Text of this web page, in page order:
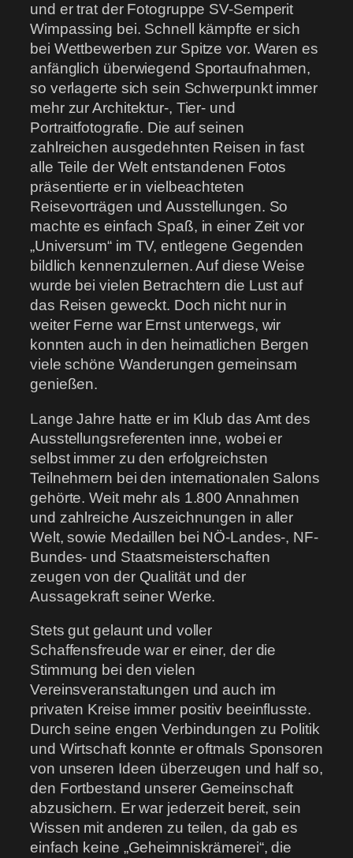
und er trat der Fotogruppe SV-Semperit
Wimpassing bei. Schnell kämpfte er sich
bei Wettbewerben zur Spitze vor. Waren es
anfänglich überwiegend Sportaufnahmen,
so verlagerte sich sein Schwerpunkt immer
mehr zur Architektur-, Tier- und
Portraitfotografie. Die auf seinen
zahlreichen ausgedehnten Reisen in fast
alle Teile der Welt entstandenen Fotos
präsentierte er in vielbeachteten
Reisevorträgen und Ausstellungen. So
machte es einfach Spaß, in einer Zeit vor
„Universum“ im TV, entlegene Gegenden
bildlich kennenzulernen. Auf diese Weise
wurde bei vielen Betrachtern die Lust auf
das Reisen geweckt. Doch nicht nur in
weiter Ferne war Ernst unterwegs, wir
konnten auch in den heimatlichen Bergen
viele schöne Wanderungen gemeinsam
genießen.
Lange Jahre hatte er im Klub das Amt des
Ausstellungsreferenten inne, wobei er
selbst immer zu den erfolgreichsten
Teilnehmern bei den internationalen Salons
gehörte. Weit mehr als 1.800 Annahmen
und zahlreiche Auszeichnungen in aller
Welt, sowie Medaillen bei NÖ-Landes-, NF-
Bundes- und Staatsmeisterschaften
zeugen von der Qualität und der
Aussagekraft seiner Werke.
Stets gut gelaunt und voller
Schaffensfreude war er einer, der die
Stimmung bei den vielen
Vereinsveranstaltungen und auch im
privaten Kreise immer positiv beeinflusste.
Durch seine engen Verbindungen zu Politik
und Wirtschaft konnte er oftmals Sponsoren
von unseren Ideen überzeugen und half so,
den Fortbestand unserer Gemeinschaft
abzusichern. Er war jederzeit bereit, sein
Wissen mit anderen zu teilen, da gab es
einfach keine „Geheimniskrämerei“, die